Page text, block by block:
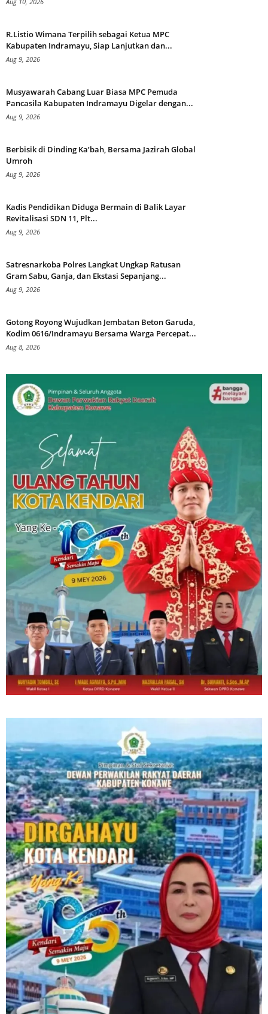
R.Listio Wimana Terpilih sebagai Ketua MPC
Kabupaten Indramayu, Siap Lanjutkan dan...
Aug 9, 2026
Musyawarah Cabang Luar Biasa MPC Pemuda
Pancasila Kabupaten Indramayu Digelar dengan...
Aug 9, 2026
Berbisik di Dinding Ka’bah, Bersama Jazirah Global
Umroh
Aug 9, 2026
Kadis Pendidikan Diduga Bermain di Balik Layar
Revitalisasi SDN 11, Plt...
Aug 9, 2026
Satresnarkoba Polres Langkat Ungkap Ratusan
Gram Sabu, Ganja, dan Ekstasi Sepanjang...
Aug 9, 2026
Gotong Royong Wujudkan Jembatan Beton Garuda,
Kodim 0616/Indramayu Bersama Warga Percepat...
Aug 8, 2026